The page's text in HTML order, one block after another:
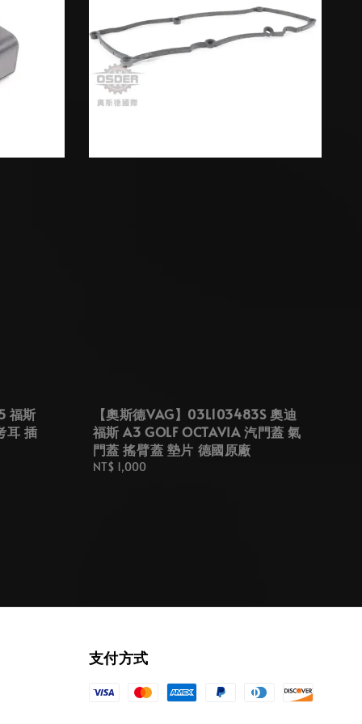
福斯
耳 插
【奧斯德VAG】03L103483S 奧迪
福斯 A3 GOLF OCTAVIA 汽門蓋 氣
門蓋 搖臂蓋 墊片 德國原廠
Regular
NT$ 1,000
支付方式